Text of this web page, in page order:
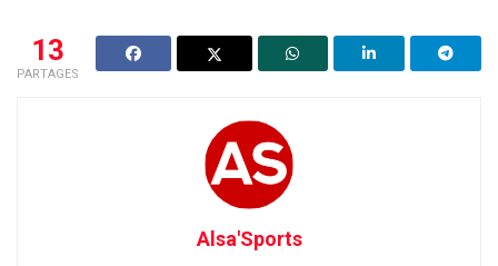
13
PARTAGES
Alsa'Sports